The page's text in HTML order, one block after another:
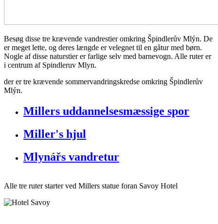
Besøg disse tre krævende vandrestier omkring Špindlerův Mlýn. De
er meget lette, og deres længde er velegnet til en gåtur med børn.
Nogle af disse naturstier er farlige selv med barnevogn. Alle ruter er
i centrum af Spindleruv Mlyn.
der er tre krævende sommervandringskredse omkring Špindlerův
Mlýn.
Millers uddannelsesmæssige spor
Miller's hjul
Mlynářs vandretur
Alle tre ruter starter ved Millers statue foran Savoy Hotel